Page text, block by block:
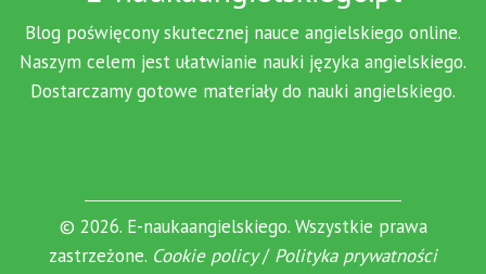
Blog poświęcony skutecznej nauce angielskiego online.
Naszym celem jest ułatwianie nauki języka angielskiego.
Dostarczamy gotowe materiały do nauki angielskiego.
© 2026. E-naukaangielskiego. Wszystkie prawa
zastrzeżone. Cookie policy/Polityka prywatności